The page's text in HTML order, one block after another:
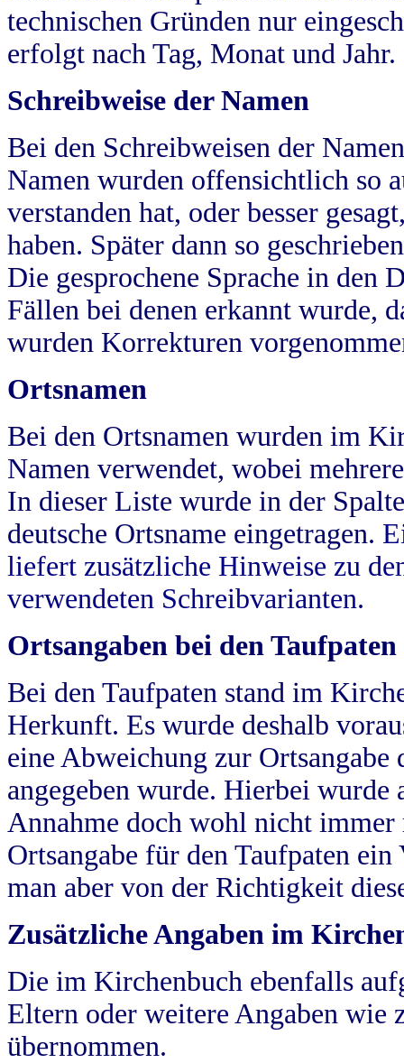
technischen Gründen nur
erfolgt nach Tag, Monat und Jahr.
Schreibweise der Namen
Bei den Schreibweisen der
Namen wurden offensichtlich so
verstanden hat, oder besser
haben. Später dann so
Die gesprochene Sprache in
Fällen bei denen erkannt wurde,
wurden Korrekturen
Ortsnamen
Bei den Ortsnamen wurden im
Namen verwendet, wobei
In dieser Liste wurde in der
deutsche Ortsname eingetragen.
liefert zusätzliche Hinweise zu
verwendeten Schreibvarianten.
Ortsangaben bei den Taufpaten
Bei den Taufpaten stand im
Herkunft. Es wurde deshalb
eine Abweichung zur
angegeben wurde. Hierbei wurde
Annahme doch wohl nicht
Ortsangabe für den Taufpaten
man aber von der Richtigkeit
Zusätzliche Angaben im
Die im Kirchenbuch ebenfalls
Eltern oder weitere Angaben wie
übernommen.